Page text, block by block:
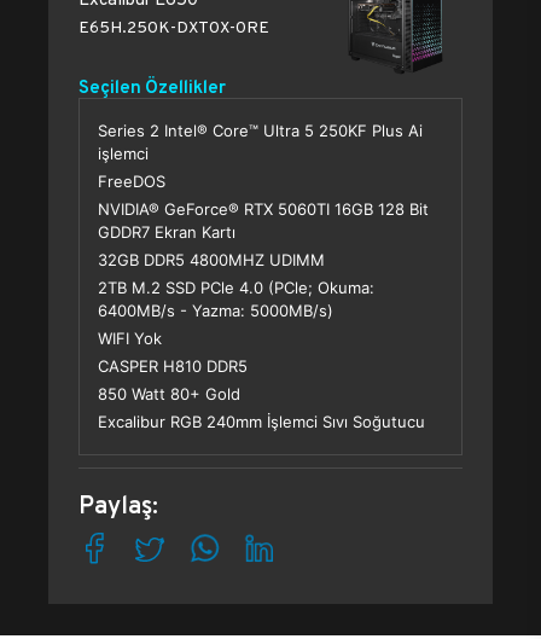
E65H.250K-DXT0X-0RE
Seçilen Özellikler
Series 2 Intel® Core™ Ultra 5 250KF Plus Ai
işlemci
FreeDOS
NVIDIA® GeForce® RTX 5060TI 16GB 128 Bit
GDDR7 Ekran Kartı
32GB DDR5 4800MHZ UDIMM
2TB M.2 SSD PCle 4.0 (PCle; Okuma:
6400MB/s - Yazma: 5000MB/s)
WIFI Yok
CASPER H810 DDR5
850 Watt 80+ Gold
Excalibur RGB 240mm İşlemci Sıvı Soğutucu
Paylaş: